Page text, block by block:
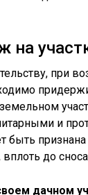
на
при
и
признана
до
дачном